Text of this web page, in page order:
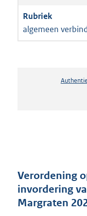
algemeen
Verordening
invordering
Margraten